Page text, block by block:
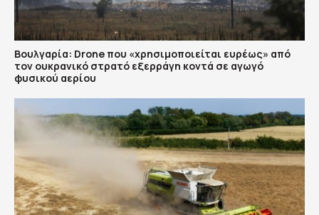
Βουλγαρία: Drone που «χρησιμοποιείται ευρέως» από
τον ουκρανικό στρατό εξερράγη κοντά σε αγωγό
φυσικού αερίου